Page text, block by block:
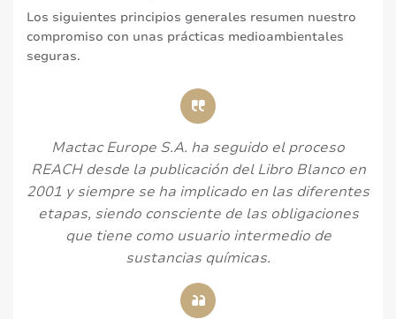
Los siguientes principios generales resumen nuestro
compromiso con unas prácticas medioambientales
seguras.
Mactac Europe S.A. ha seguido el proceso
REACH desde la publicación del Libro Blanco en
2001 y siempre se ha implicado en las diferentes
etapas, siendo consciente de las obligaciones
que tiene como usuario intermedio de
sustancias químicas.